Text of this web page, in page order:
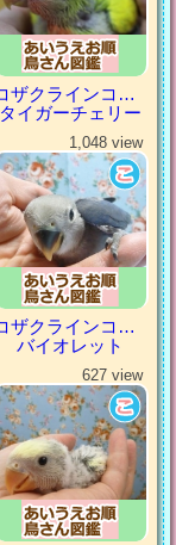
コザクラインコ（小桜インコ）
タイガーチェリー
1,048 view
コザクラインコ（小桜インコ）
バイオレット
627 view